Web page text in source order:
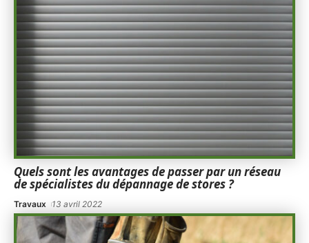
Quels sont les avantages de passer par un réseau
de spécialistes du dépannage de stores ?
Travaux 13 avril 2022